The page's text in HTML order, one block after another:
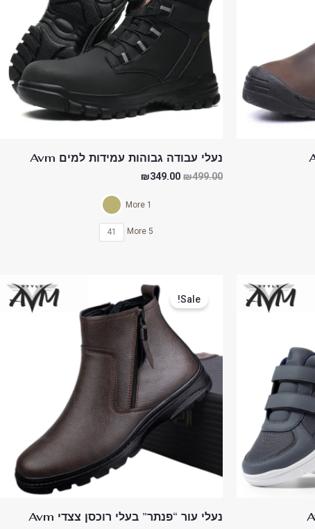
נעלי עבודה גבוהות עמידות למים Avm
₪499.00
₪349.00
1 More
41 5 More
Sale!
נעלי עור “פנתר” בעלי רוכסן צצדי Avm
המקורי
היה:
₪750.00.
הנוכחי
הוא:
₪380.00.